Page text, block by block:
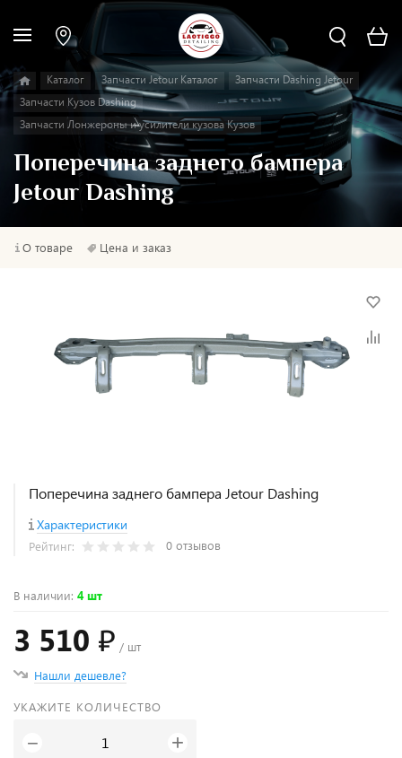
Каталог Запчасти Jetour Каталог
Запчасти Dashing Jetour
Запчасти Кузов Dashing
Запчасти Лонжероны и усилители кузова Кузов
Поперечина заднего бампера
Jetour Dashing
О товаре Цена и заказ
Поперечина заднего бампера Jetour Dashing
Характеристики
Рейтинг: 0 отзывов
В наличии: 4 шт
3 510 ₽ / шт
Нашли дешевле?
УКАЖИТЕ КОЛИЧЕСТВО
− +